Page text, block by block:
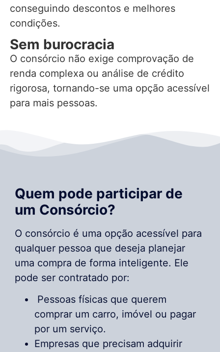
conseguindo descontos e melhores
condições.
Sem burocracia
O consórcio não exige comprovação de
renda complexa ou análise de crédito
rigorosa, tornando-se uma opção acessível
para mais pessoas.
Quem pode participar de
um Consórcio?
O consórcio é uma opção acessível para
qualquer pessoa que deseja planejar
uma compra de forma inteligente. Ele
pode ser contratado por:
Pessoas físicas que querem
comprar um carro, imóvel ou pagar
por um serviço.
Empresas que precisam adquirir